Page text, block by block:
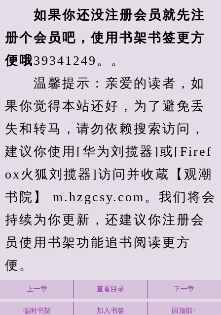
如果你还没注册会员就先注
册个会员吧，使用书架书签更方
便哦39341249。。
温馨提示：亲爱的读者，如
果你觉得本站还好，为了避免丢
失和转马，请勿依赖搜索访问，
建议你使用[华为刘揽器]或[Firef
ox火狐刘揽器]访问并收蔵【观潮
书院】 m.hzgcsy.com。我们将会
持续为你更新，还建议你注册会
员使用书架功能追书阅读更方
便。
上一章 查看目录 下一章
临时书架 加入书签 回顶部↑